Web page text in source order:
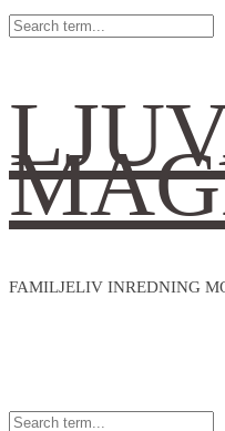
FAMILJELIV INREDNING